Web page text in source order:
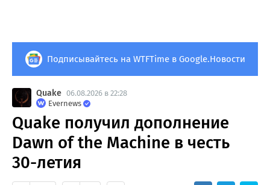
Подписывайтесь на WTFTime в Google.Новости
Quake 06.08.2026 в 22:28
Evernews
Quake получил дополнение
Dawn of the Machine в честь
30-летия